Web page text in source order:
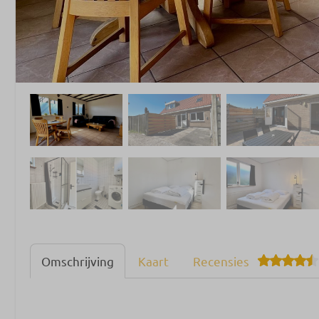
Omschrijving Kaart Recensies